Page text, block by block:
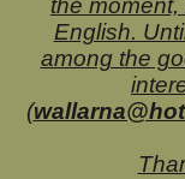
the
English.
among the
(